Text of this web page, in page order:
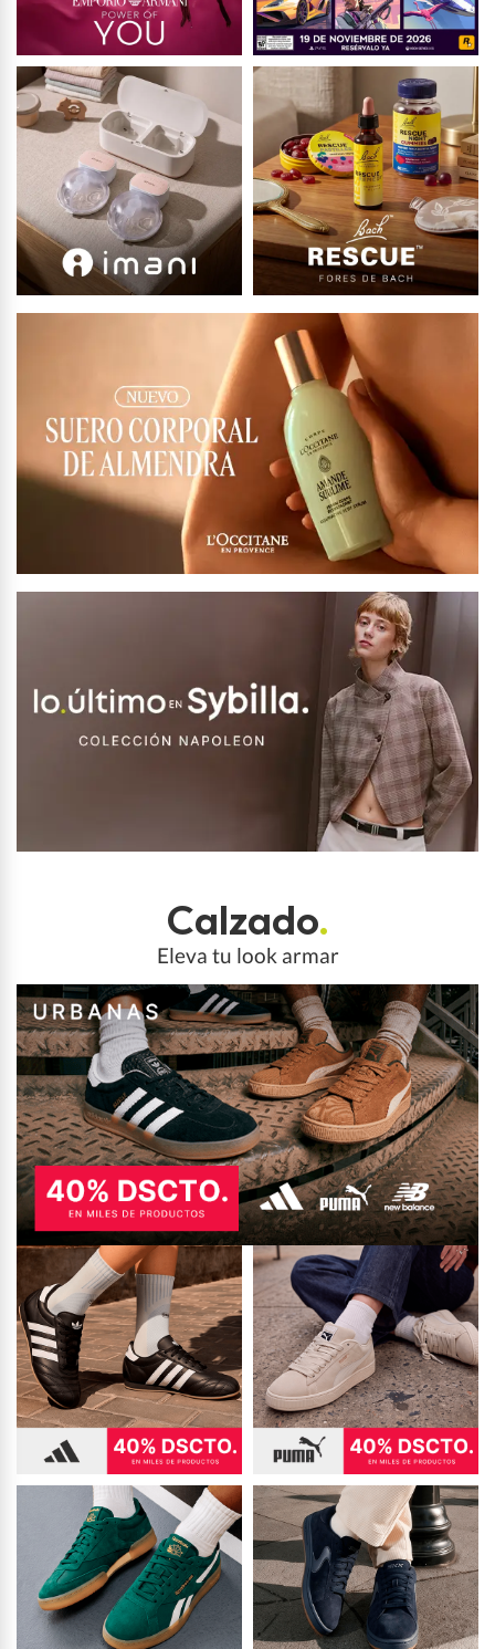
Calzado.
Eleva tu look armar